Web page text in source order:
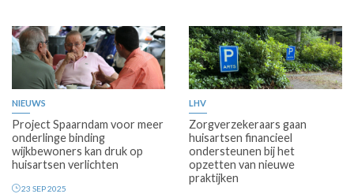
Premium
NIEUWS
Project Spaarndam voor meer
onderlinge binding
wijkbewoners kan druk op
huisartsen verlichten
23 SEP 2025
Premium
LHV
Zorgverzekeraars gaan
huisartsen financieel
ondersteunen bij het
opzetten van nieuwe
praktijken